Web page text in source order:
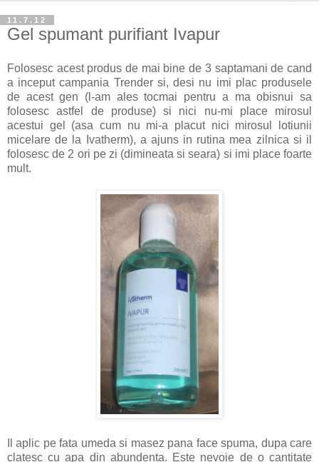
11.7.12
Gel spumant purifiant Ivapur
Folosesc acest produs de mai bine de 3 saptamani de cand
a inceput campania Trender si, desi nu imi plac produsele
de acest gen (l-am ales tocmai pentru a ma obisnui sa
folosesc astfel de produse) si nici nu-mi place mirosul
acestui gel (asa cum nu mi-a placut nici mirosul lotiunii
micelare de la Ivatherm), a ajuns in rutina mea zilnica si il
folosesc de 2 ori pe zi (dimineata si seara) si imi place foarte
mult.
Il aplic pe fata umeda si masez pana face spuma, dupa care
clatesc cu apa din abundenta. Este nevoie de o cantitate